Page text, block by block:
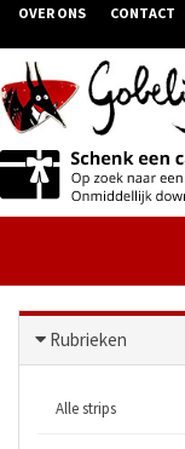
OVER ONS CONTACT
Rubrieken
Alle strips